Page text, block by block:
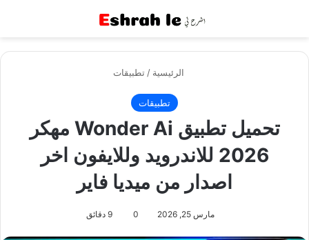
الرئيسية / تطبيقات
تطبيقات
تحميل تطبيق Wonder Ai مهكر
2026 للاندرويد وللايفون اخر
اصدار من ميديا فاير
مارس 25, 2026 0 9 دقائق